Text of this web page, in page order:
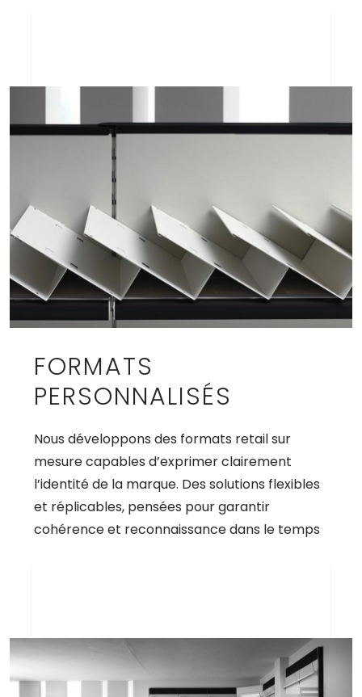
FORMATS
PERSONNALISÉS
Nous développons des formats retail sur
mesure capables d’exprimer clairement
l’identité de la marque. Des solutions flexibles
et réplicables, pensées pour garantir
cohérence et reconnaissance dans le temps